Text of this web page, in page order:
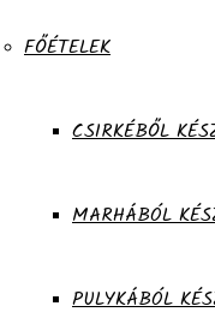
FŐÉTELEK
CSIRKÉBŐL
MARHÁBÓL
PULYKÁBÓL